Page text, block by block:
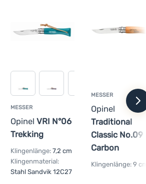
MESSER
Opinel VRI N°06
Trekking
Klingenlänge: 7,2 cm
Klingenmaterial:
Stahl Sandvik 12C27
MESSER
Opinel
Traditional
Classic No.09
Carbon
Klingenlänge: 9